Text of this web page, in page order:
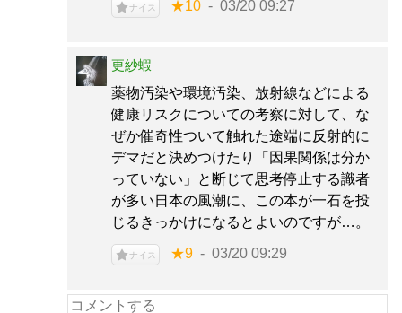
ナイス ★10 03/20 09:27
更紗蝦
薬物汚染や環境汚染、放射線などによる
健康リスクについての考察に対して、な
ぜか催奇性ついて触れた途端に反射的に
デマだと決めつけたり「因果関係は分か
っていない」と断じて思考停止する識者
が多い日本の風潮に、この本が一石を投
じるきっかけになるとよいのですが…。
ナイス ★9 03/20 09:29